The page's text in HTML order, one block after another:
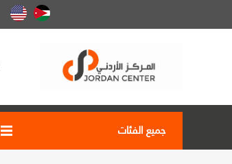
جميع الفئات